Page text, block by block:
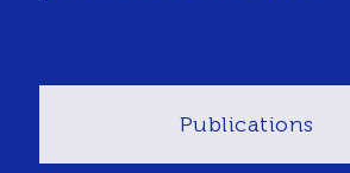
Publications